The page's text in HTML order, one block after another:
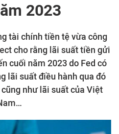
2023
tài chính tiền tệ vừa công
cho rằng lãi suất tiền gửi
cuối năm 2023 do Fed có
lãi suất điều hành qua đó
như lãi suất của Việt